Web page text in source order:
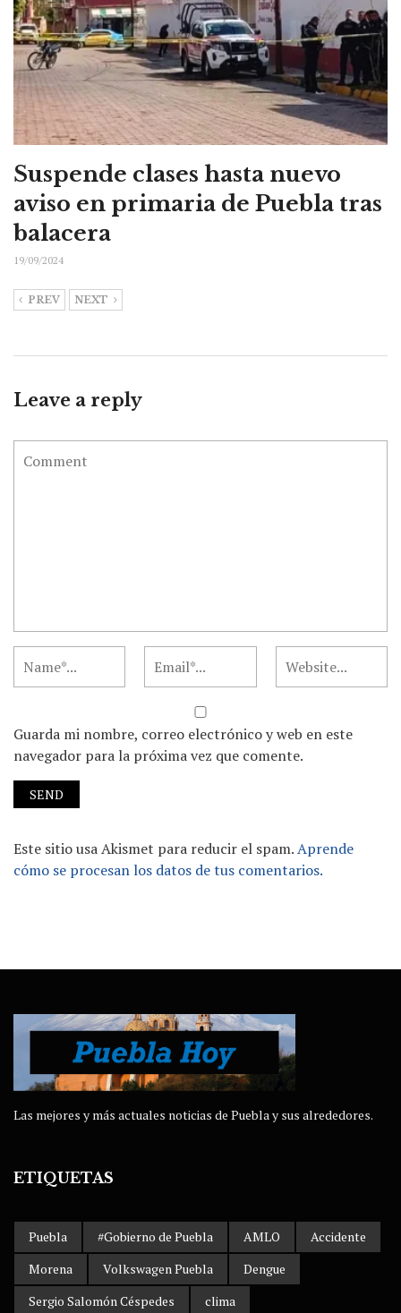
Suspende clases hasta nuevo
aviso en primaria de Puebla tras
balacera
19/09/2024
PREV NEXT
Leave a reply
Guarda mi nombre, correo electrónico y web en este
navegador para la próxima vez que comente.
Este sitio usa Akismet para reducir el spam.Aprende
cómo se procesan los datos de tus comentarios.
Las mejores y más actuales noticias de Puebla y sus alrededores.
ETIQUETAS
Puebla #Gobierno de Puebla AMLO
Accidente
Morena
Volkswagen Puebla
Dengue
Sergio Salomón Céspedes
clima